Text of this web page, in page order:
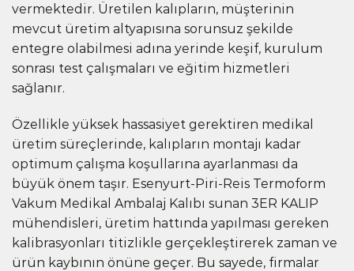
vermektedir. Üretilen kalıpların, müşterinin
mevcut üretim altyapısına sorunsuz şekilde
entegre olabilmesi adına yerinde keşif, kurulum
sonrası test çalışmaları ve eğitim hizmetleri
sağlanır.
Özellikle yüksek hassasiyet gerektiren medikal
üretim süreçlerinde, kalıpların montajı kadar
optimum çalışma koşullarına ayarlanması da
büyük önem taşır. Esenyurt-Piri-Reis Termoform
Vakum Medikal Ambalaj Kalıbı sunan 3ER KALIP
mühendisleri, üretim hattında yapılması gereken
kalibrasyonları titizlikle gerçekleştirerek zaman ve
ürün kaybının önüne geçer. Bu sayede, firmalar